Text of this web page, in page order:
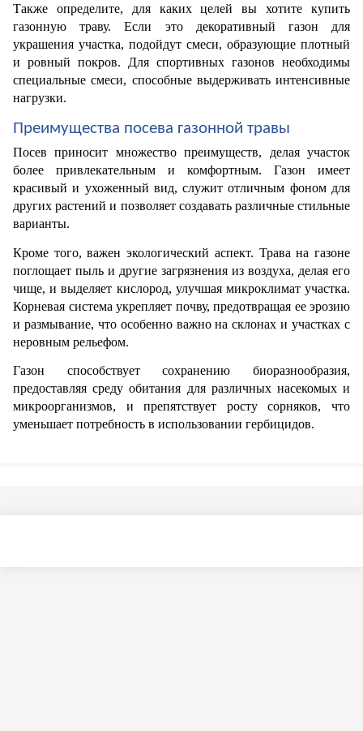
Также определите, для каких целей вы хотите купить
газонную траву. Если это декоративный газон для
украшения участка, подойдут смеси, образующие плотный
и ровный покров. Для спортивных газонов необходимы
специальные смеси, способные выдерживать интенсивные
нагрузки.
Преимущества посева газонной травы
Посев приносит множество преимуществ, делая участок
более привлекательным и комфортным. Газон имеет
красивый и ухоженный вид, служит отличным фоном для
других растений и позволяет создавать различные стильные
варианты.
Кроме того, важен экологический аспект. Трава на газоне
поглощает пыль и другие загрязнения из воздуха, делая его
чище, и выделяет кислород, улучшая микроклимат участка.
Корневая система укрепляет почву, предотвращая ее эрозию
и размывание, что особенно важно на склонах и участках с
неровным рельефом.
Газон способствует сохранению биоразнообразия,
предоставляя среду обитания для различных насекомых и
микроорганизмов, и препятствует росту сорняков, что
уменьшает потребность в использовании гербицидов.